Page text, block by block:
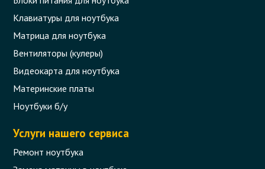
299 грн.
Есть в наличии
Клавиатуры для ноутбука
Матрица для ноутбука
Вентиляторы (кулеры)
Видеокарта для ноутбука
Материнские платы
Ноутбуки б/у
Услуги нашего сервиса
Ремонт ноутбука